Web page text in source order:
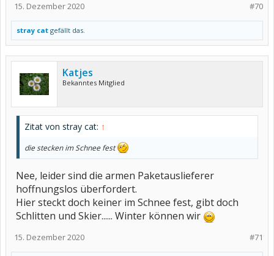
#70
15. Dezember 2020
stray cat gefällt das.
Katjes
Bekanntes Mitglied
Zitat von stray cat: ↑
die stecken im Schnee fest
Nee, leider sind die armen Paketauslieferer
hoffnungslos überfordert.
Hier steckt doch keiner im Schnee fest, gibt doch
Schlitten und Skier...... Winter können wir
#71
15. Dezember 2020